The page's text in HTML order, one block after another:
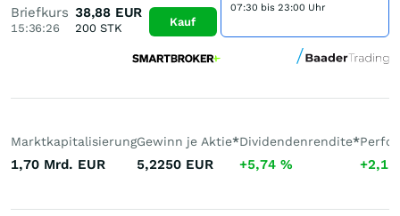
Briefkurs
15:36:26
38,88 EUR
200STK Kauf
07:30 bis 23:00 Uhr
Marktkapitalisierung
1,70 Mrd. EUR
Gewinn je Aktie*
5,2250 EUR
Dividendenrendite*
+5,74 % +2,15